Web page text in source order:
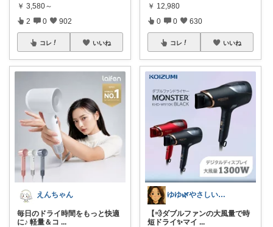
￥ 3,580～
2 0 902
コレ いいね
えんちゃん
毎日のドライ時間をもっと快適
に♪ 軽量＆コ ...
￥ 12,980
0 0 630
コレ いいね
ゆゆ🌿やさしい暮らしROOM
【💨ダブルファンの大風量で時
短ドライ✨マイ ...